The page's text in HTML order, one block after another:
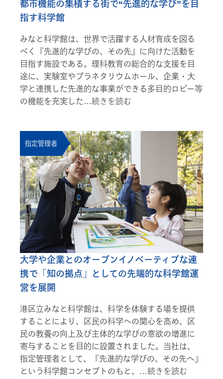
都市機能の集積する街で“先進的な学び”を目
指す科学館
みなと科学館は、世界で活躍する人材育成を図る
べく『先進的な学びの、その先』に向けた活動を
目指す施設である。理科教育の総合的な支援を目
途に、実験室やプラネタリウムホール、企業・大
学と連携した先進的な事業ができる多目的ロビー等
の機能を充実した…続きを読む
指定管理者
大学や企業とのオープンイノベーティブな連
携で「知の拠点」としての先端的な科学館運
営を展開
港区立みなと科学館は、科学を体験する場を提供
することにより、区民の科学への関心を高め、区
民の教養の向上及び主体的な学びの意欲の増進に
寄与することを目的に設置されました。当社は、
指定管理者として、『先進的な学びの、その先へ』
という科学館コンセプトのもと、…続きを読む